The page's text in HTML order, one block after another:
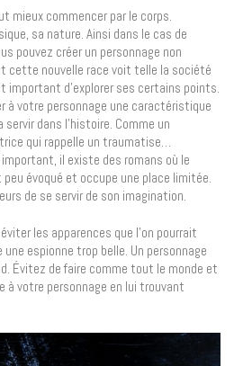
mieux commencer par le corps.
sa nature. Ainsi dans le cas de
pouvez créer un personnage non
cette nouvelle race voit telle la société
important d’explorer ses certains points.
à votre personnage une caractéristique
dans l’histoire. Comme un
qui rappelle un traumatise…
il existe des romans où le
évoqué et occupe une place limitée.
de se servir de son imagination.
les apparences que l’on pourrait
une espionne trop belle. Un personnage
Évitez de faire comme tout le monde et
à votre personnage en lui trouvant